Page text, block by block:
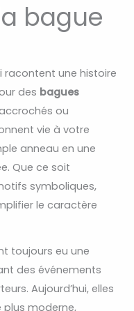
bague
racontent une histoire
des bagues
ou
vie à votre
anneau en une
Que ce soit
symboliques,
le caractère
toujours eu une
des événements
Aujourd’hui, elles
moderne,